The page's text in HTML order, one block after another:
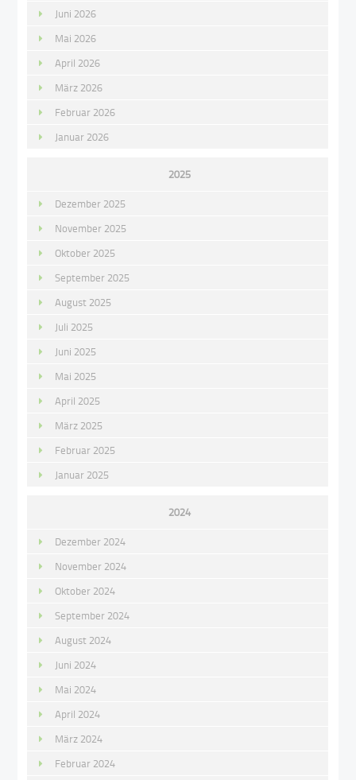
Juni 2026
Mai 2026
April 2026
März 2026
Februar 2026
Januar 2026
2025
Dezember 2025
November 2025
Oktober 2025
September 2025
August 2025
Juli 2025
Juni 2025
Mai 2025
April 2025
März 2025
Februar 2025
Januar 2025
2024
Dezember 2024
November 2024
Oktober 2024
September 2024
August 2024
Juni 2024
Mai 2024
April 2024
März 2024
Februar 2024